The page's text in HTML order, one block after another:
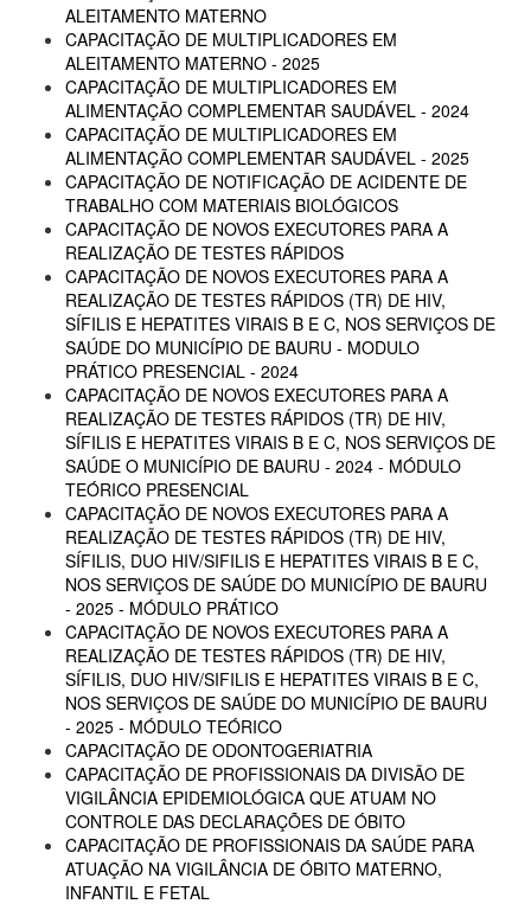
ALEITAMENTO MATERNO
CAPACITAÇÃO DE MULTIPLICADORES EM
ALEITAMENTO MATERNO - 2025
CAPACITAÇÃO DE MULTIPLICADORES EM
ALIMENTAÇÃO COMPLEMENTAR SAUDÁVEL - 2024
CAPACITAÇÃO DE MULTIPLICADORES EM
ALIMENTAÇÃO COMPLEMENTAR SAUDÁVEL - 2025
CAPACITAÇÃO DE NOTIFICAÇÃO DE ACIDENTE DE
TRABALHO COM MATERIAIS BIOLÓGICOS
CAPACITAÇÃO DE NOVOS EXECUTORES PARA A
REALIZAÇÃO DE TESTES RÁPIDOS
CAPACITAÇÃO DE NOVOS EXECUTORES PARA A
REALIZAÇÃO DE TESTES RÁPIDOS (TR) DE HIV,
SÍFILIS E HEPATITES VIRAIS B E C, NOS SERVIÇOS DE
SAÚDE DO MUNICÍPIO DE BAURU - MODULO
PRÁTICO PRESENCIAL - 2024
CAPACITAÇÃO DE NOVOS EXECUTORES PARA A
REALIZAÇÃO DE TESTES RÁPIDOS (TR) DE HIV,
SÍFILIS E HEPATITES VIRAIS B E C, NOS SERVIÇOS DE
SAÚDE O MUNICÍPIO DE BAURU - 2024 - MÓDULO
TEÓRICO PRESENCIAL
CAPACITAÇÃO DE NOVOS EXECUTORES PARA A
REALIZAÇÃO DE TESTES RÁPIDOS (TR) DE HIV,
SÍFILIS, DUO HIV/SIFILIS E HEPATITES VIRAIS B E C,
NOS SERVIÇOS DE SAÚDE DO MUNICÍPIO DE BAURU
- 2025 - MÓDULO PRÁTICO
CAPACITAÇÃO DE NOVOS EXECUTORES PARA A
REALIZAÇÃO DE TESTES RÁPIDOS (TR) DE HIV,
SÍFILIS, DUO HIV/SIFILIS E HEPATITES VIRAIS B E C,
NOS SERVIÇOS DE SAÚDE DO MUNICÍPIO DE BAURU
- 2025 - MÓDULO TEÓRICO
CAPACITAÇÃO DE ODONTOGERIATRIA
CAPACITAÇÃO DE PROFISSIONAIS DA DIVISÃO DE
VIGILÂNCIA EPIDEMIOLÓGICA QUE ATUAM NO
CONTROLE DAS DECLARAÇÕES DE ÓBITO
CAPACITAÇÃO DE PROFISSIONAIS DA SAÚDE PARA
ATUAÇÃO NA VIGILÂNCIA DE ÓBITO MATERNO,
INFANTIL E FETAL